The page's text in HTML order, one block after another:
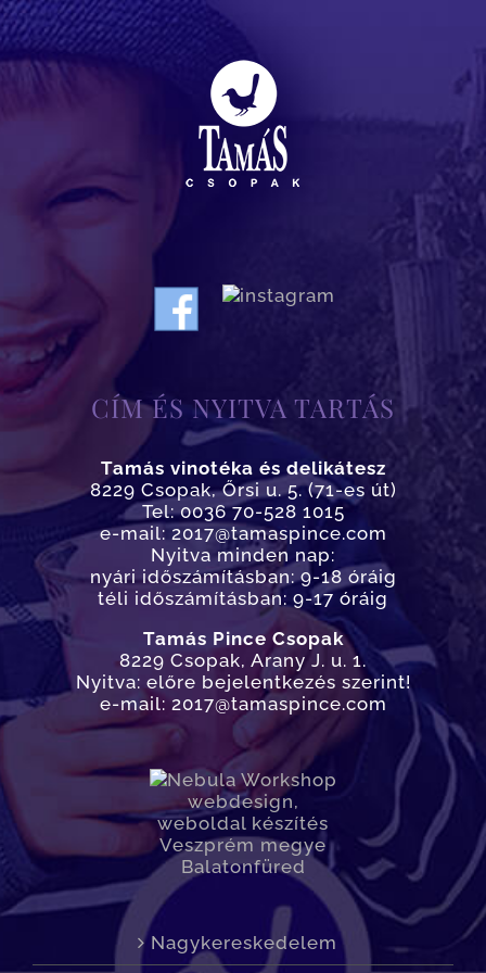
CÍM ÉS NYITVA TARTÁS
Tamás vinotéka és delikátesz
8229 Csopak, Őrsi u. 5. (71-es út)
Tel: 0036 70-528 1015
e-mail: 2017@tamaspince.com
Nyitva minden nap:
nyári időszámításban: 9-18 óráig
téli időszámításban: 9-17 óráig
Tamás Pince Csopak
8229 Csopak, Arany J. u. 1.
Nyitva: előre bejelentkezés szerint!
e-mail: 2017@tamaspince.com
Nagykereskedelem